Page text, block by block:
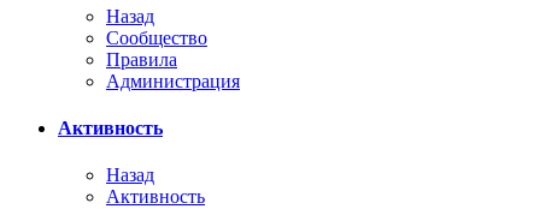
Назад
Сообщество
Правила
Администрация
Активность
Назад
Активность